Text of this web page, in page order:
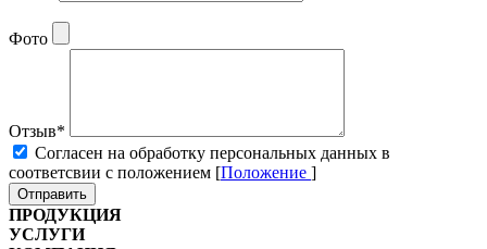
Фото
Отзыв*
Cогласен на обработку персональных данных в
соответсвии с положением [Положение ]
Отправить
ПРОДУКЦИЯ
УСЛУГИ